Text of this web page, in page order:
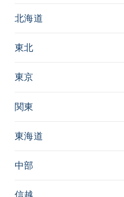
北海道
東北
東京
関東
東海道
中部
信越